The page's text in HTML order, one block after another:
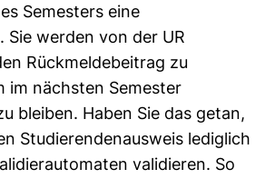
Semesters eine
Sie werden von der UR
Rückmeldebeitrag zu
im nächsten Semester
bleiben. Haben Sie das getan,
Studierendenausweis lediglich
validieren. So